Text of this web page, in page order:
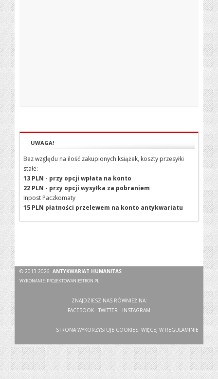
UWAGA!
Bez względu na ilość zakupionych książek, koszty przesyłki
stałe:
13 PLN - przy opcji wpłata na konto
22 PLN - przy opcji wysyłka za pobraniem
Inpost Paczkomaty
15 PLN płatności przelewem na konto antykwariatu
© 2013-2026ANTYKWARIAT HUMANITAS
WYKONANIE: PROJEKTOWANIESTRON.PL
ZNAJDZIESZ NAS RÓWNIEŻ NA:
FACEBOOK - TWITTER - INSTAGRAM
STRONA WYKORZYSTUJE COOKIES. WIĘCEJ W REGULAMINIE